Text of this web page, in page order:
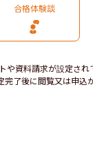
合格体験談
や資料請求が設定され
了後に閲覧又は申込